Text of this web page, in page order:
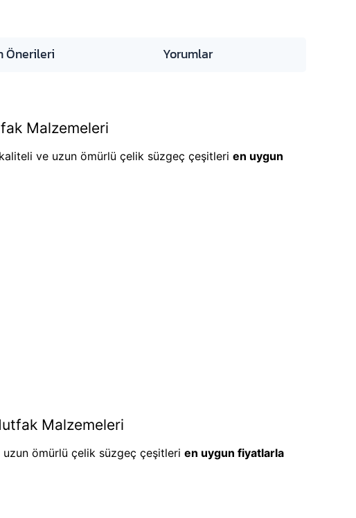
Önerileri Yorumlar
Malzemeleri
ve uzun ömürlü çelik süzgeç çeşitleri en uygun
Malzemeleri
ömürlü çelik süzgeç çeşitleri en uygun fiyatlarla